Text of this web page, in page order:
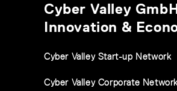
Cyber Valley
Innovation &
Cyber Valley Start-up Network
Cyber Valley Corporate Network